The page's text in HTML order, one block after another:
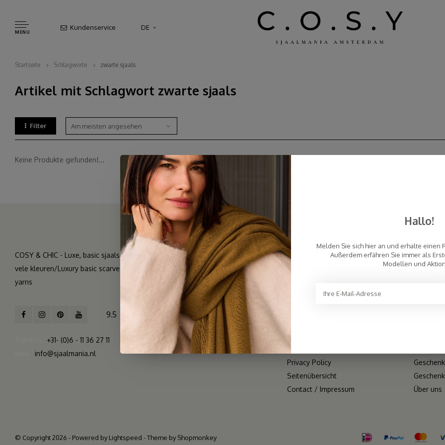
MENU
Kundenservice DE
Startseite Schlagworte zwarte sjaals
Artikel mit Schlagwort zwarte sjaals
Filter Am meisten angesehen
Keine Produkte gefunden!...
COSY & CHIC - Luxe, basic sjaals van natuurlijke materialen in
vele kleuren/Luxury basic scarves made of high quality natural
yarns
+31- (0)6 - 11 36 27 11
info@sjaalmania.nl
9.5 2.261 reviews
KUNDENDIENST
Häufig gestellte Fragen (FAQ)
Zahlungsmethoden
Geschäftsbedingungen
Disclaimer
Privacy Policy
Seitenübersicht
Contact / Impressum
Schals
Über uns
© Copyright 2026 - Powered byLightspeed - Theme byShopmonkey
Hallo!
Melden Sie sich hier an und erhalte einen
Außerdem erfähren Sie immer als
Modellen und